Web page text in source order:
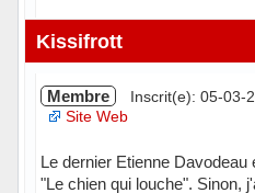
Hors ligne
Kissifrott
Membre Inscrit(e): 05-03-
Site Web
Le dernier Etienne
"Le chien qui louche". Sinon,